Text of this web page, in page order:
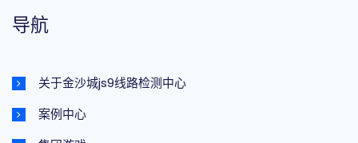
导航
关于金沙城js9线路检测中心
案例中心